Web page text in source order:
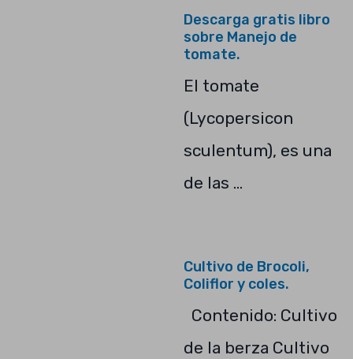
Descarga gratis libro
sobre Manejo de
tomate.
El tomate
(Lycopersicon
sculentum), es una
de las …
Cultivo de Brocoli,
Coliflor y coles.
Contenido: Cultivo
de la berza Cultivo